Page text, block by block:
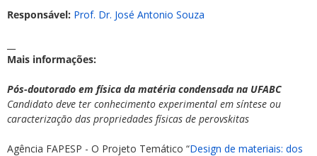
Responsável: Prof. Dr. José Antonio Souza
Mais informações:
Pós-doutorado em física da matéria condensada na UFABC
Candidato deve ter conhecimento experimental em síntese ou
caracterização das propriedades físicas de perovskitas
Agência FAPESP - O Projeto Temático “Design de materiais: dos